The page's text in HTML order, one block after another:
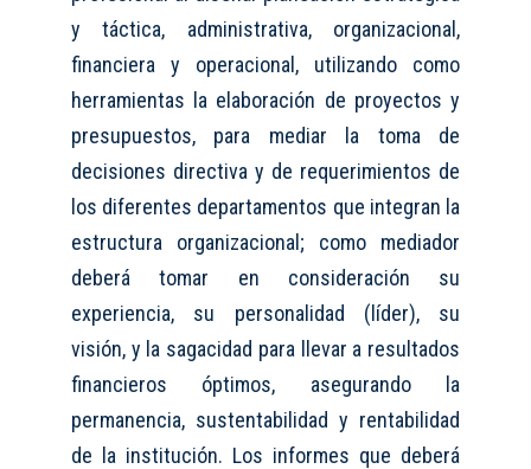
y táctica, administrativa, organizacional,
financiera y operacional, utilizando como
herramientas la elaboración de proyectos y
presupuestos, para mediar la toma de
decisiones directiva y de requerimientos de
los diferentes departamentos que integran la
estructura organizacional; como mediador
deberá tomar en consideración su
experiencia, su personalidad (líder), su
visión, y la sagacidad para llevar a resultados
financieros óptimos, asegurando la
permanencia, sustentabilidad y rentabilidad
de la institución. Los informes que deberá